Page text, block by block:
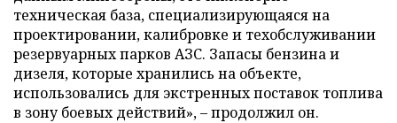
техническая база, специализирующаяся на
проектировании, калибровке и техобслуживании
резервуарных парков АЗС. Запасы бензина и
дизеля, которые хранились на объекте,
использовались для экстренных поставок топлива
в зону боевых действий», – продолжил он.